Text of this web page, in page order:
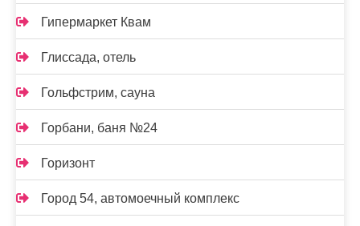
Гипермаркет Квам
Глиссада, отель
Гольфстрим, сауна
Горбани, баня №24
Горизонт
Город 54, автомоечный комплекс